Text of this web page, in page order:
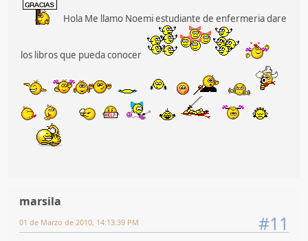
Hola Me llamo Noemi estudiante de enfermeria dare
los libros que pueda conocer
marsila
#11
01 de Marzo de 2010, 14:13:39 PM